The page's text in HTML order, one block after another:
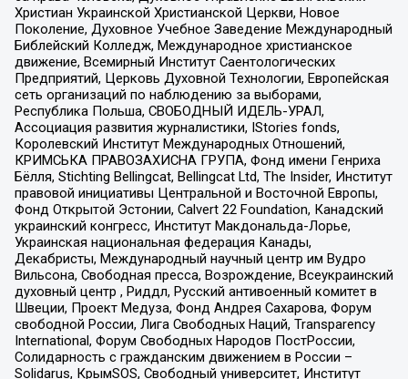
Христиан Украинской Христианской Церкви, Новое
Поколение, Духовное Учебное Заведение Международный
Библейский Колледж, Международное христианское
движение, Всемирный Институт Саентологических
Предприятий, Церковь Духовной Технологии, Европейская
сеть организаций по наблюдению за выборами,
Республика Польша, СВОБОДНЫЙ ИДЕЛЬ-УРАЛ,
Ассоциация развития журналистики, IStories fonds,
Королевский Институт Международных Отношений,
КРИМСЬКА ПРАВОЗАХИСНА ГРУПА, Фонд имени Генриха
Бёлля, Stichting Bellingcat, Bellingcat Ltd, The Insider, Институт
правовой инициативы Центральной и Восточной Европы,
Фонд Открытой Эстонии, Calvert 22 Foundation, Канадский
украинский конгресс, Институт Макдональда-Лорье,
Украинская национальная федерация Канады,
Декабристы, Международный научный центр им Вудро
Вильсона, Свободная пресса, Возрождение, Всеукраинский
духовный центр , Риддл, Русский антивоенный комитет в
Швеции, Проект Медуза, Фонд Андрея Сахарова, Форум
свободной России, Лига Свободных Наций, Transparеncy
International, Форум Свободных Народов ПостРоссии,
Солидарность с гражданским движением в России –
Solidarus, КрымSOS, Свободный университет, Институт